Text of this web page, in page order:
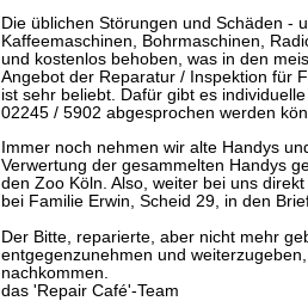
Die üblichen Störungen und Schäden -
Kaffeemaschinen, Bohrmaschinen,
und kostenlos behoben, was in den
Angebot der Reparatur / Inspektion für
ist sehr beliebt. Dafür gibt es
02245 / 5902 abgesprochen werden
Immer noch nehmen wir alte Handys
Verwertung der gesammelten Handys
den Zoo Köln. Also, weiter bei uns
bei Familie Erwin, Scheid 29, in den
Der Bitte, reparierte, aber nicht mehr
entgegenzunehmen und
nachkommen.
das 'Repair Café'-Team